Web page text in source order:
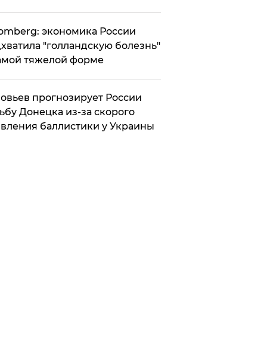
экономика России
"голландскую болезнь"
тяжелой форме
прогнозирует России
Донецка из-за скорого
баллистики у Украины